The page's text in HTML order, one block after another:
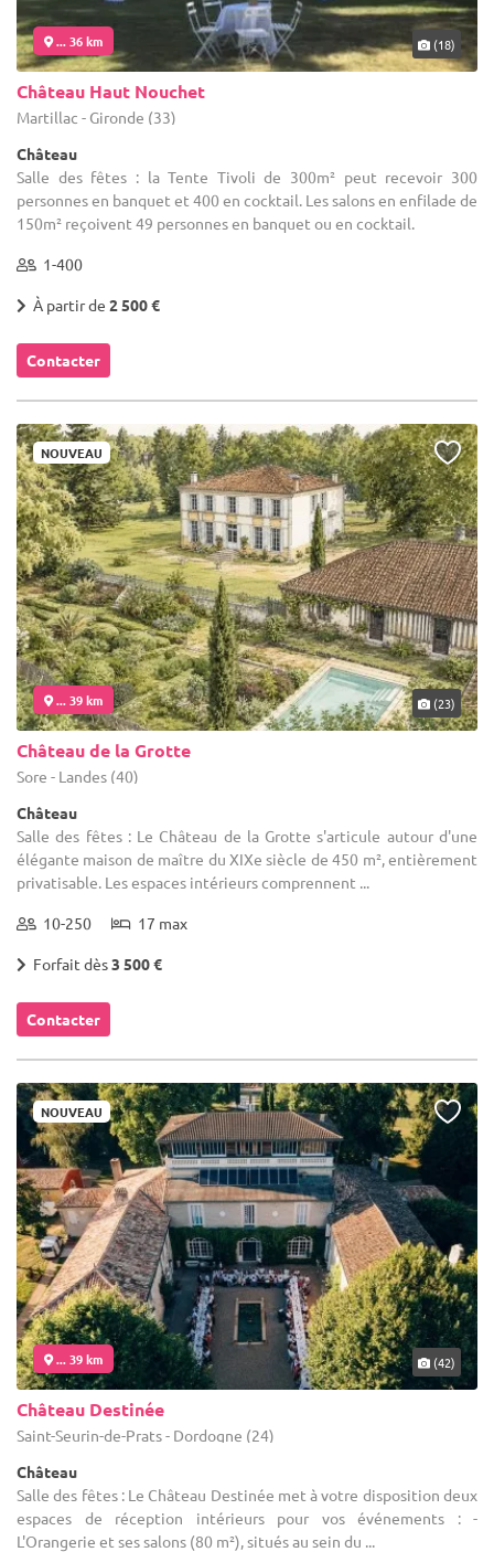
... 36 km (18)
Château Haut Nouchet
Martillac - Gironde (33)
Château
Salle des fêtes : la Tente Tivoli de 300m² peut recevoir 300
personnes en banquet et 400 en cocktail. Les salons en enfilade de
150m² reçoivent 49 personnes en banquet ou en cocktail.
1-400
À partir de 2 500 €
Contacter
NOUVEAU
... 39 km (23)
Château de la Grotte
Sore - Landes (40)
Château
Salle des fêtes : Le Château de la Grotte s'articule autour d'une
élégante maison de maître du XIXe siècle de 450 m², entièrement
privatisable. Les espaces intérieurs comprennent ...
10-250 17 max
Forfait dès3 500 €
Contacter
NOUVEAU
... 39 km (42)
Château Destinée
Saint-Seurin-de-Prats - Dordogne (24)
Château
Salle des fêtes : Le Château Destinée met à votre disposition deux
espaces de réception intérieurs pour vos événements : -
L'Orangerie et ses salons (80 m²), situés au sein du ...